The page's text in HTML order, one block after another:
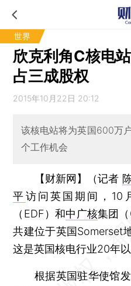
世界
欣克利角C核电
占三成股权
2015年10月22日 20:12
该核电站将为英国600万
个工作机会
【财新网】（记者
平访问英国期间，10
（EDF）和中广核集团
共建位于英国Somerset
这是英国核电行业20年以
根据英国驻华使馆发